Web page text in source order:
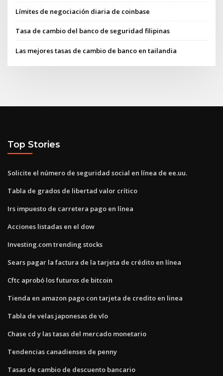
Límites de negociación diaria de coinbase
Tasa de cambio del banco de seguridad filipinas
Las mejores tasas de cambio de banco en tailandia
Top Stories
Solicite el número de seguridad social en línea de ee.uu.
Tabla de grados de libertad valor crítico
Irs impuesto de carretera pago en línea
Acciones listadas en el dow
Investing.com trending stocks
Sears pagar la factura de la tarjeta de crédito en línea
Cftc aprobó los futuros de bitcoin
Tienda en amazon pago con tarjeta de credito en linea
Tabla de velas japonesas de vlo
Chase cd y las tasas del mercado monetario
Tendencias canadienses de penny
Tasas de cambio de descuento bancario